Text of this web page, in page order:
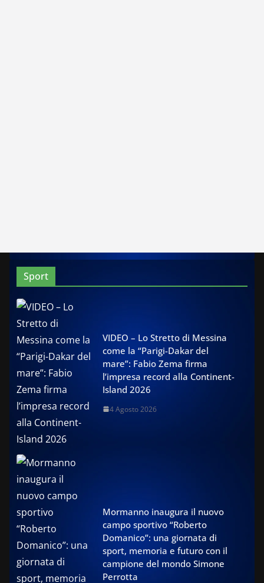
Sport
VIDEO – Lo Stretto di Messina
come la “Parigi-Dakar del
mare”: Fabio Zema firma
l’impresa record alla Continent-
Island 2026
4 Agosto 2026
Mormanno inaugura il nuovo
campo sportivo “Roberto
Domanico”: una giornata di
sport, memoria e futuro con il
campione del mondo Simone
Perrotta